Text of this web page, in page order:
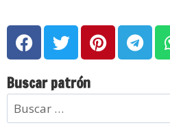
Buscar patrón